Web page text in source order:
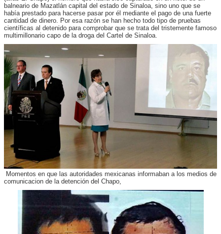
balneario de Mazatlán capital del estado de Sinaloa, sino uno que se
había prestado para hacerse pasar por él mediante el pago de una fuerte
cantidad de dinero. Por esa razón se han hecho todo tipo de pruebas
científicas al detenido para comprobar que se trata del tristemente famoso
multimillonario capo de la droga del Cartel de Sinaloa.
Momentos en que las autoridades mexicanas informaban a los medios de
comunicacion de la detención del Chapo,